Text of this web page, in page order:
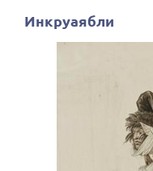
Инкруаябли